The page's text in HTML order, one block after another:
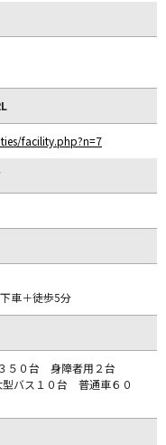
facility.php?n=7
車＋徒歩5分
５０台 身障者用２台
型バス１０台 普通車６０